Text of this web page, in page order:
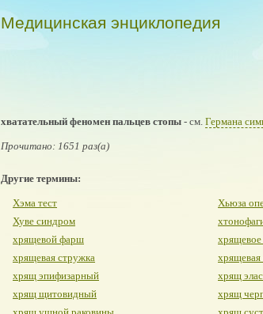
Медицинская энциклопедия
хватательный феномен пальцев стопы - см. Германа
Прочитано: 1651 раз(а)
Другие термины:
Хэма тест
Хьюза
Хуве синдром
хрящевой фарш
хрящевое
хрящевая стружка
хрящевая
хрящ эпифизарный
хрящ
хрящ щитовидный
хрящ